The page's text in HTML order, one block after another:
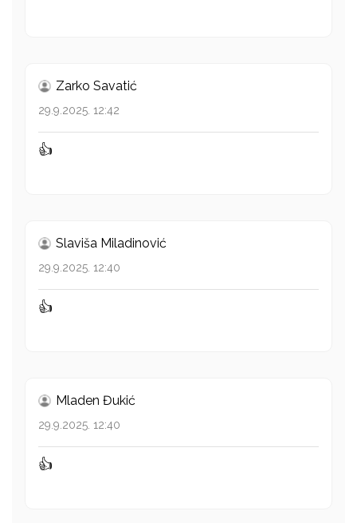
Zarko Savatić
29.9.2025. 12:42
👍
Slaviša Miladinović
29.9.2025. 12:40
👍
Mladen Đukić
29.9.2025. 12:40
👍